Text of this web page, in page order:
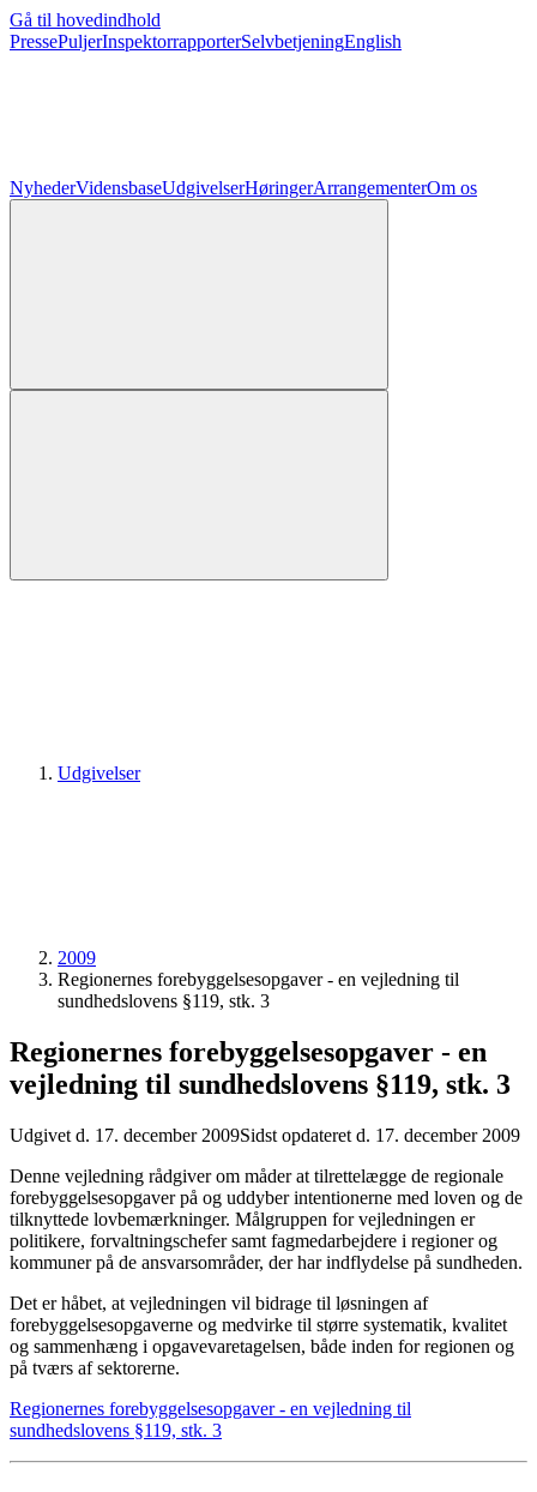
Gå til hovedindhold
PressePuljerInspektorrapporterSelvbetjeningEnglish
NyhederVidensbaseUdgivelserHøringerArrangementerOm os
Udgivelser
2009
Regionernes forebyggelsesopgaver - en vejledning til
sundhedslovens §119, stk. 3
Regionernes forebyggelsesopgaver - en
vejledning til sundhedslovens §119, stk. 3
Udgivet d. 17. december 2009Sidst opdateret d. 17. december 2009
Denne vejledning rådgiver om måder at tilrettelægge de regionale
forebyggelsesopgaver på og uddyber intentionerne med loven og de
tilknyttede lovbemærkninger. Målgruppen for vejledningen er
politikere, forvaltningschefersamt fagmedarbejdere i regioner og
kommuner på de ansvarsområder, der harindflydelse på sundheden.
Det er håbet, at vejledningen vil bidrage til løsningen af
forebyggelsesopgaverne og medvirke til større systematik, kvalitet
og sammenhæng i opgavevaretagelsen, både inden for regionen og
på tværs af sektorerne.
Regionernes forebyggelsesopgaver - en vejledning til
sundhedslovens §119, stk. 3